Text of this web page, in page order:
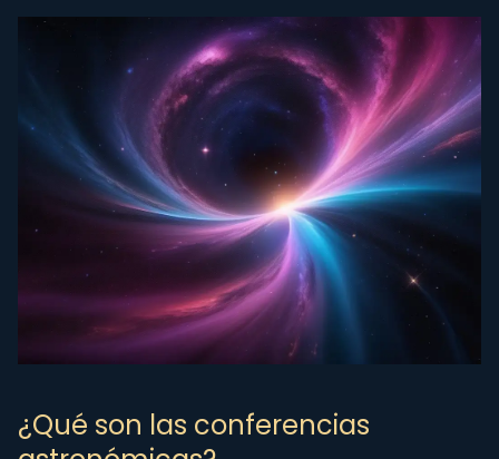
¿Qué son las conferencias